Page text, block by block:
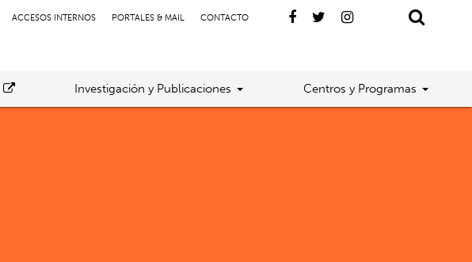
ACCESOS INTERNOS PORTALES & MAIL CONTACTO
Investigación y Publicaciones Centros y Programas